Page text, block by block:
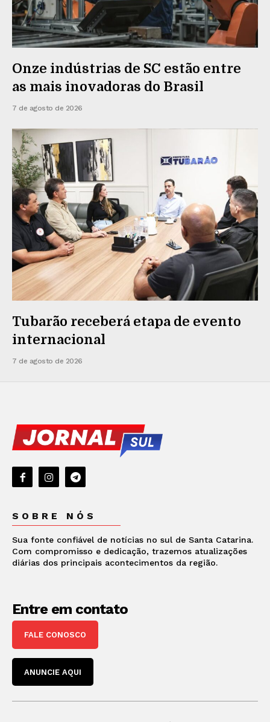
Onze indústrias de SC estão entre
as mais inovadoras do Brasil
7 de agosto de 2026
Tubarão receberá etapa de evento
internacional
7 de agosto de 2026
SOBRE NÓS
Sua fonte confiável de notícias no sul de Santa Catarina.
Com compromisso e dedicação, trazemos atualizações
diárias dos principais acontecimentos da região.
Entre em contato
FALE CONOSCO
ANUNCIE AQUI